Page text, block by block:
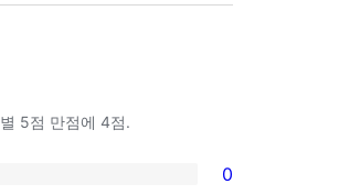
별 5점 만점에 4점.
0